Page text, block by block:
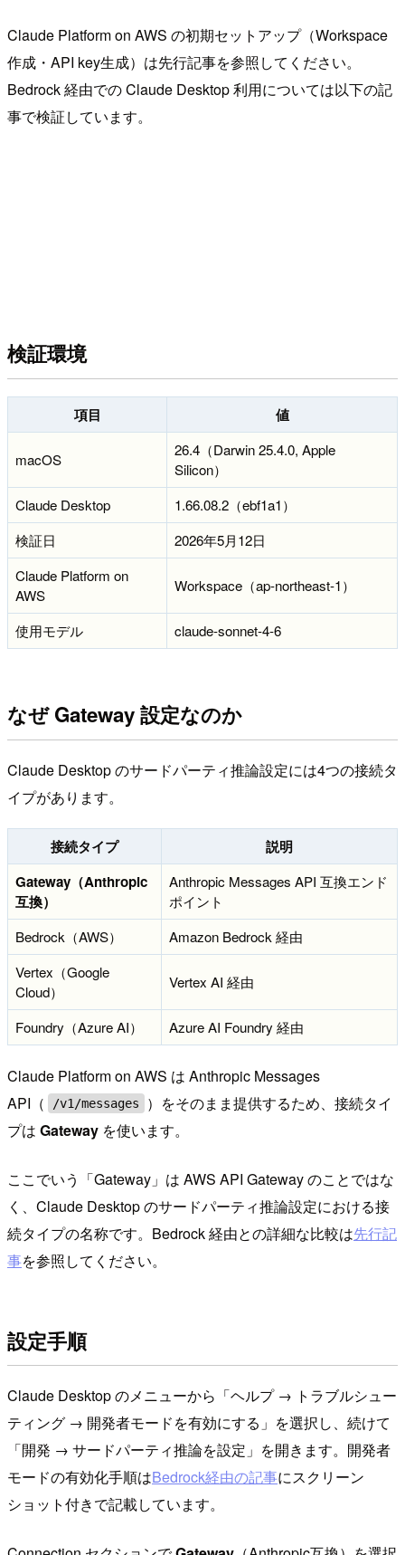
Claude Platform on AWS の初期セットアップ（Workspace
作成・API key生成）は先行記事を参照してください。
Bedrock 経由での Claude Desktop 利用については以下の記
事で検証しています。
検証環境
項目 値
macOS
26.4（Darwin 25.4.0, Apple
Silicon）
Claude Desktop
1.66.08.2（ebf1a1）
検証日
2026年5月12日
Claude Platform on
AWS
Workspace（ap-northeast-1）
使用モデル claude-sonnet-4-6
なぜ Gateway 設定なのか
Claude Desktop のサードパーティ推論設定には4つの接続タ
イプがあります。
接続タイプ
説明
Gateway（Anthropic
互換）
Anthropic Messages API 互換エンド
ポイント
Bedrock（AWS）
Amazon Bedrock 経由
Vertex（Google
Cloud）
Vertex AI 経由
Foundry（Azure AI） Azure AI Foundry 経由
Claude Platform on AWS は Anthropic Messages
API（
/v1/messages
）をそのまま提供するため、接続タイ
プは Gateway を使います。
ここでいう「Gateway」は AWS API Gateway のことではな
く、Claude Desktop のサードパーティ推論設定における接
続タイプの名称です。Bedrock 経由との詳細な比較は先行記
事を参照してください。
設定手順
Claude Desktop のメニューから「ヘルプ → トラブルシュー
ティング → 開発者モードを有効にする」を選択し、続けて
「開発 → サードパーティ推論を設定」を開きます。開発者
モードの有効化手順はBedrock経由の記事にスクリーン
ショット付きで記載しています。